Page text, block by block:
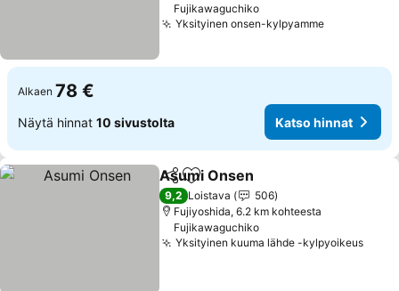
Fujikawaguchiko
Yksityinen onsen-kylpyammeKatso
Alkaen 78 €
Näytä hinnat 10 sivustolta Katso hinnat
Jaa Lisää suosikkeihin
Asumi Onsen
9,2 Loistava
506
Fujiyoshida, 6.2 km kohteesta
Fujikawaguchiko
Yksityinen kuuma lähde -kylpyoikeus